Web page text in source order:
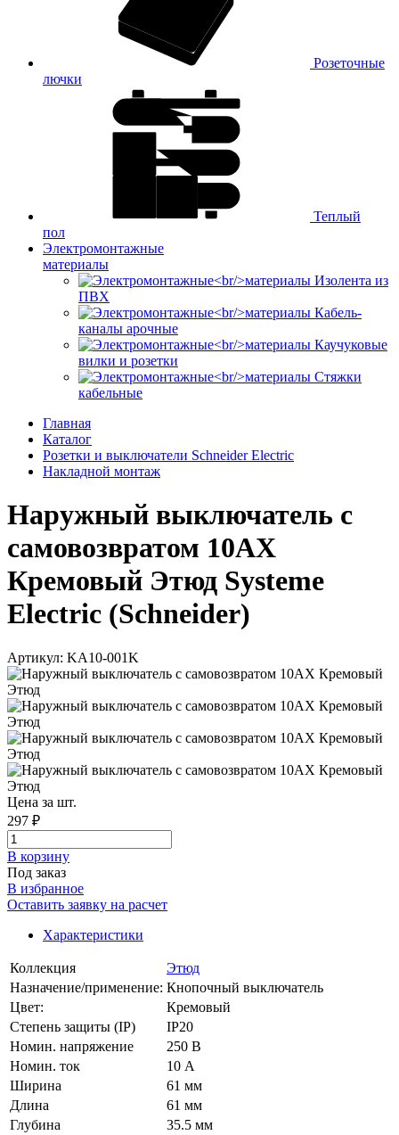
Розеточные
лючки
Теплый
пол
Электромонтажные
материалы
Изолента из
ПВХ
Кабель-
каналы арочные
Каучуковые
вилки и розетки
Стяжки
кабельные
Главная
Каталог
Розетки и выключатели Schneider Electric
Накладной монтаж
Наружный выключатель с
самовозвратом 10АХ
Кремовый Этюд Systeme
Electric (Schneider)
Артикул: KA10-001K
Цена за шт.
297 ₽
В корзинy
Под заказ
В избранное
Оставить заявку на расчет
Характеристики
Коллекция
Этюд
Назначение/применение: Кнопочный выключатель
Цвет:
Кремовый
Степень защиты (IP)
IP20
Номин. напряжение
250 В
Номин. ток
10 А
Ширина
61 мм
Длина
61 мм
Глубина
35.5 мм